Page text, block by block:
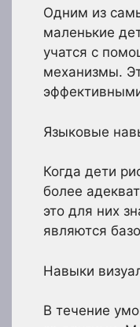
Одним из
маленькие
учатся с
механизмы.
Языковые
Когда дети
более
это для них
являются
Навыки
В течение